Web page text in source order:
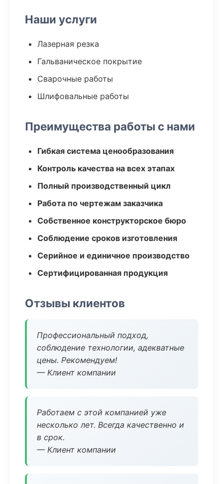
Наши услуги
Лазерная резка
Гальваническое покрытие
Сварочные работы
Шлифовальные работы
Преимущества работы с нами
Гибкая система ценообразования
Контроль качества на всех этапах
Полный производственный цикл
Работа по чертежам заказчика
Собственное конструкторское бюро
Соблюдение сроков изготовления
Серийное и единичное производство
Сертифицированная продукция
Отзывы клиентов
Профессиональный подход,
соблюдение технологии, адекватные
цены. Рекомендуем!
— Клиент компании
Работаем с этой компанией уже
несколько лет. Всегда качественно и
в срок.
— Клиент компании